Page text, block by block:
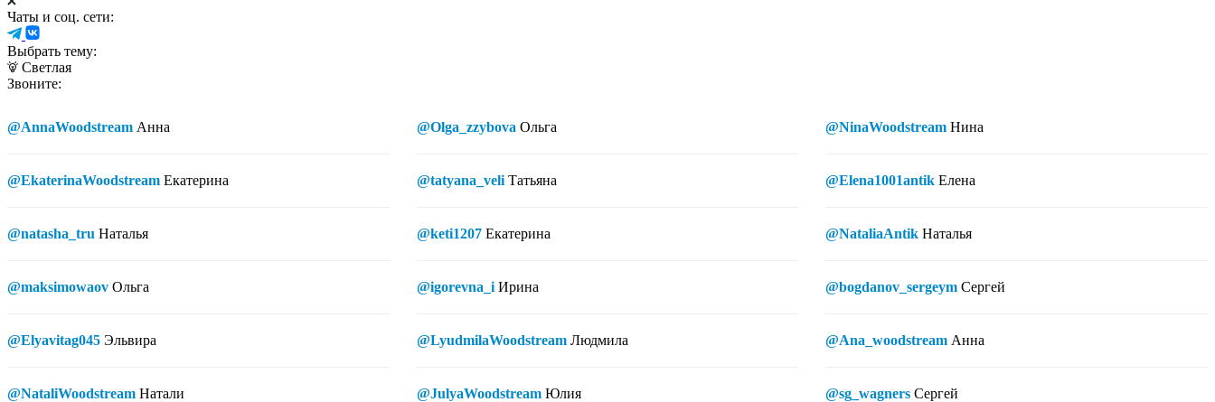
Чаты и соц. сети:
Выбрать тему:
Светлая
Звоните:
@AnnaWoodstream Анна
@EkaterinaWoodstream Екатерина
@natasha_tru Наталья
@maksimowaov Ольга
@Elyavitag045 Эльвира
@NataliWoodstream Натали
@Olga_zzybova Ольга
@tatyana_veli Татьяна
@keti1207 Екатерина
@igorevna_i Ирина
@LyudmilaWoodstream Людмила
@JulyaWoodstream Юлия
@NinaWoodstream Нина
@Elena1001antik Елена
@NataliaAntik Наталья
@bogdanov_sergeym Сергей
@Ana_woodstream Анна
@sg_wagners Сергей